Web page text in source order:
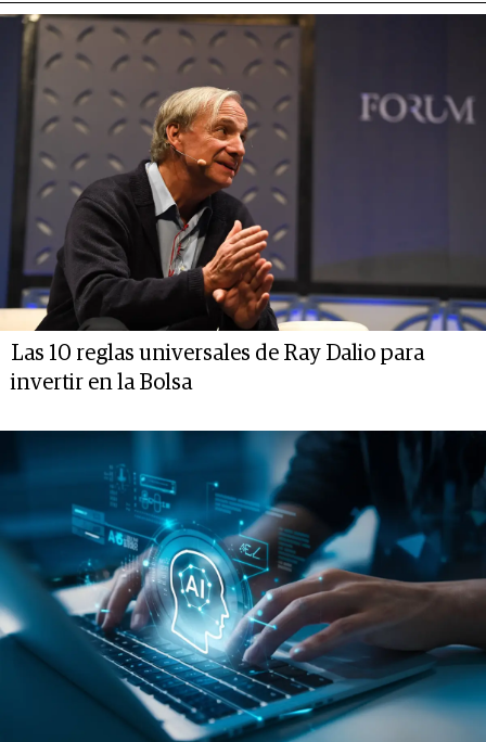
Las 10 reglas universales de Ray Dalio para
invertir en la Bolsa